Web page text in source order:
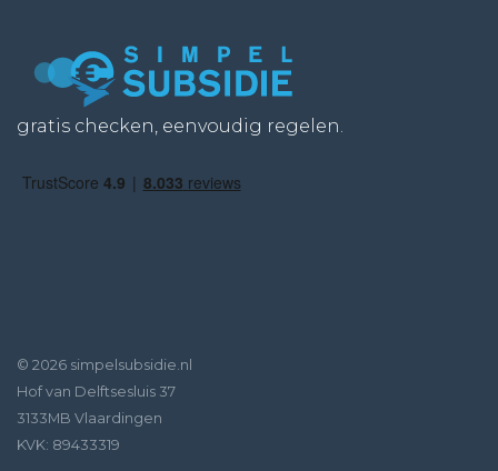
gratis checken, eenvoudig regelen.
© 2026 simpelsubsidie.nl
Hof van Delftsesluis 37
3133MB Vlaardingen
KVK: 89433319